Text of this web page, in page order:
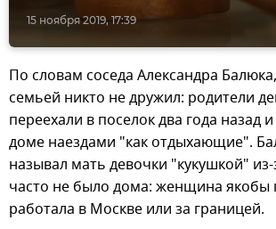
15 ноября 2019, 17:39
По словам соседа Александра
семьей никто не дружил: родители
переехали в поселок два года назад
доме наездами "как отдыхающие".
называл мать девочки "кукушкой" из-
часто не было дома: женщина якобы
работала в Москве или за границей.